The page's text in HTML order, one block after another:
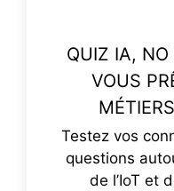
QUIZ IA, NO
VOUS
Testez vos
questions
de l’IoT et